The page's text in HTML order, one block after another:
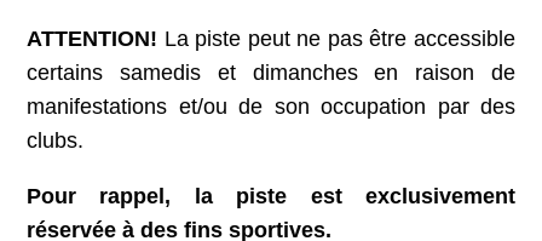
ATTENTION! La piste peut ne pas être accessible
certains samedis et dimanches en raison de
manifestations et/ou de son occupation par des
clubs.
Pour rappel, la piste est exclusivement
réservée à des fins sportives.